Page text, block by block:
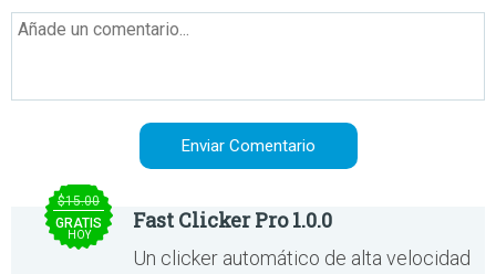
$15.00
GRATIS
HOY
Fast Clicker Pro 1.0.0
Un clicker automático de alta velocidad